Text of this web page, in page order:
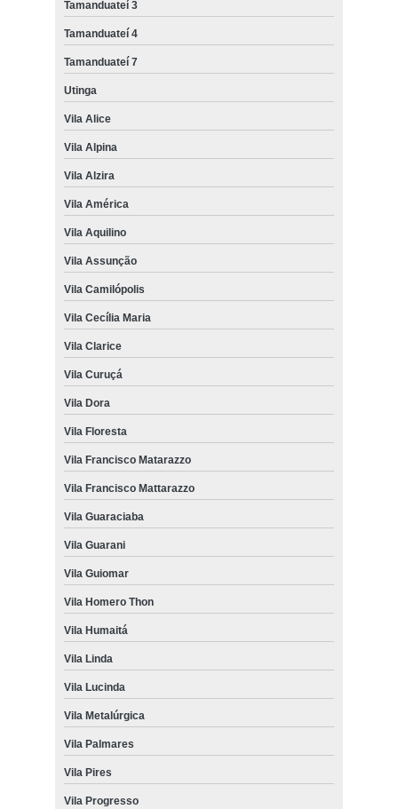
Tamanduateí 3
Tamanduateí 4
Tamanduateí 7
Utinga
Vila Alice
Vila Alpina
Vila Alzira
Vila América
Vila Aquilino
Vila Assunção
Vila Camilópolis
Vila Cecília Maria
Vila Clarice
Vila Curuçá
Vila Dora
Vila Floresta
Vila Francisco Matarazzo
Vila Francisco Mattarazzo
Vila Guaraciaba
Vila Guarani
Vila Guiomar
Vila Homero Thon
Vila Humaitá
Vila Linda
Vila Lucinda
Vila Metalúrgica
Vila Palmares
Vila Pires
Vila Progresso